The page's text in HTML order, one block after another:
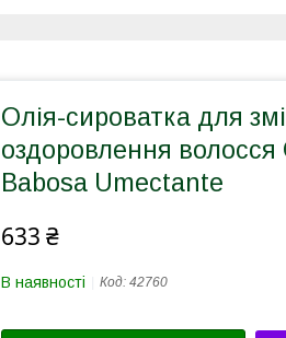
Олія-сироватка для
оздоровлення волосся
Babosa Umectante
633 ₴
В наявності Код: 42760